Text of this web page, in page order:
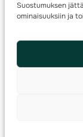
Suostumuksen
ominaisuuksiin ja
© 2025 ·Suomen
Kilpailut ja